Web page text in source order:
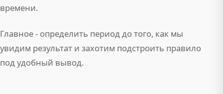
времени.
Главное - определить период до того, как мы
увидим результат и захотим подстроить правило
под удобный вывод.